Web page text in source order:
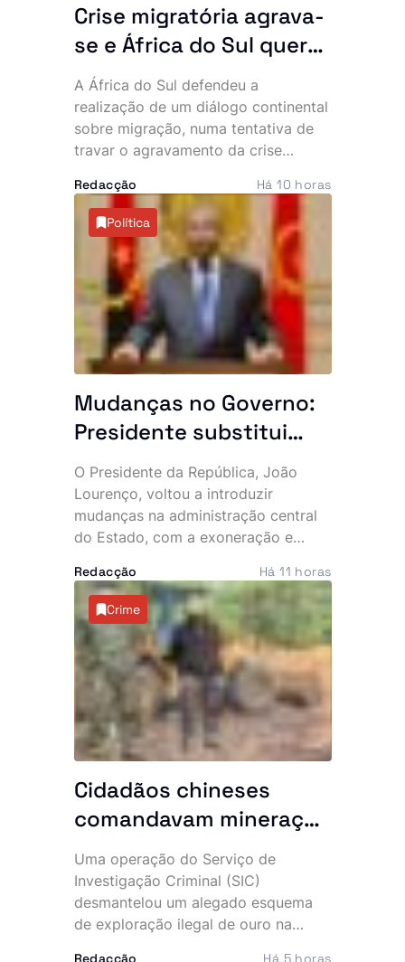
Crise migratória agrava-
se e África do Sul quer
resposta conjunta do
continente
A África do Sul defendeu a
realização de um diálogo continental
sobre migração, numa tentativa de
travar o agravamento da crise
manifestações anti-imigração e
ataques contra cidadãos
estrangeiros. O tema deverá dominar
a próxima cimeira da Comunidade de
Desenvolvimento da África Austral
(SADC), marcada para este mês, em
Durban.
Redacção Há 10 horas
Política
Mudanças no Governo:
Presidente substitui
altos responsáveis do
Estado
O Presidente da República, João
Lourenço, voltou a introduzir
mudanças na administração central
do Estado, com a exoneração e
numa remodelação que abrange o
Ministério das Relações Exteriores, o
Governo Provincial do Cuanza Sul e
o sector do turismo.
Redacção Há 11 horas
Crime
Cidadãos chineses
comandavam mineração
clandestina: 10 detidos
e maquinaria pesada
apreendida no Uíge
Uma operação do Serviço de
Investigação Criminal (SIC)
desmantelou um alegado esquema
de exploração ilegal de ouro na
Redacção Há 5 horas